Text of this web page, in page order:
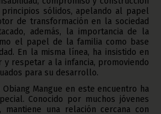
sólidos, apelando al papel
de transformación en la sociedad
además, la importancia de la
el papel de la familia como base
En la misma línea, ha insistido en
y respetar a la infancia, promoviendo
para su desarrollo.
Obiang Mangue en este encuentro ha
Conocido por muchos jóvenes
mantiene una relación cercana con